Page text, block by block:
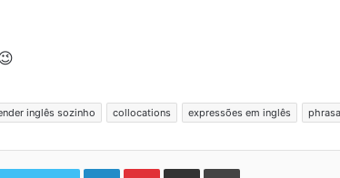
inglês sozinho collocations expressões em inglês
LinkedinPinterest
Compartilhar via e-mail Imprimir